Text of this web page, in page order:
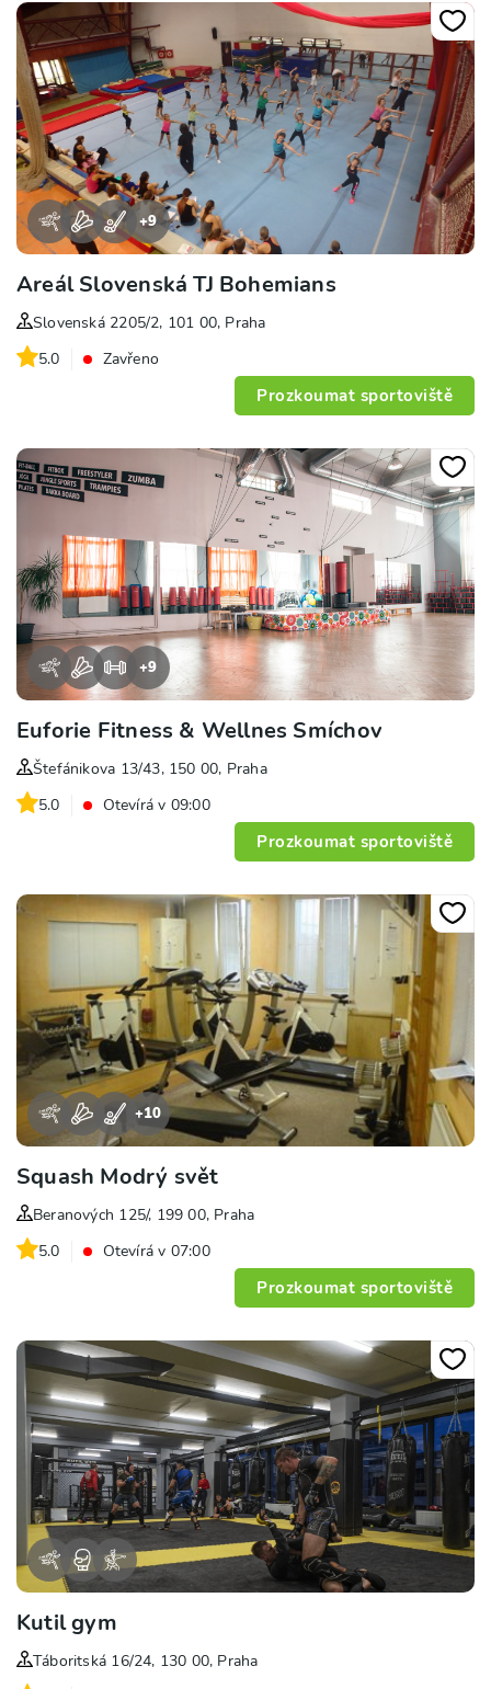
+9
Areál Slovenská TJ Bohemians
Slovenská 2205/2, 101 00, Praha
5.0
Zavřeno
Prozkoumat sportoviště
+9
Euforie Fitness & Wellnes Smíchov
Štefánikova 13/43, 150 00, Praha
5.0
Otevírá v 09:00
Prozkoumat sportoviště
+10
Squash Modrý svět
Beranových 125/, 199 00, Praha
5.0
Otevírá v 07:00
Prozkoumat sportoviště
Kutil gym
Táboritská 16/24, 130 00, Praha